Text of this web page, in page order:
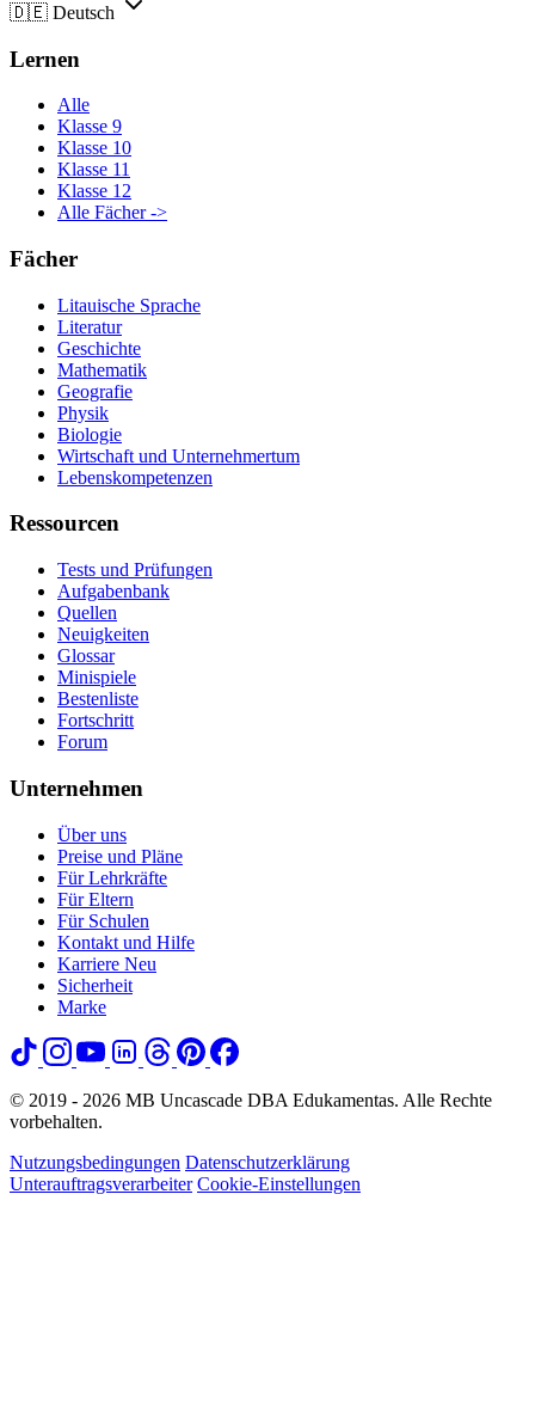
🇩🇪 Deutsch
Lernen
Alle
Klasse 9
Klasse 10
Klasse 11
Klasse 12
Alle Fächer ->
Fächer
Litauische Sprache
Literatur
Geschichte
Mathematik
Geografie
Physik
Biologie
Wirtschaft und Unternehmertum
Lebenskompetenzen
Ressourcen
Tests und Prüfungen
Aufgabenbank
Quellen
Neuigkeiten
Glossar
Minispiele
Bestenliste
Fortschritt
Forum
Unternehmen
Über uns
Preise und Pläne
Für Lehrkräfte
Für Eltern
Für Schulen
Kontakt und Hilfe
Karriere Neu
Sicherheit
Marke
© 2019 - 2026 MB Uncascade DBA Edukamentas. Alle Rechte
vorbehalten.
Nutzungsbedingungen Datenschutzerklärung
Unterauftragsverarbeiter Cookie-Einstellungen